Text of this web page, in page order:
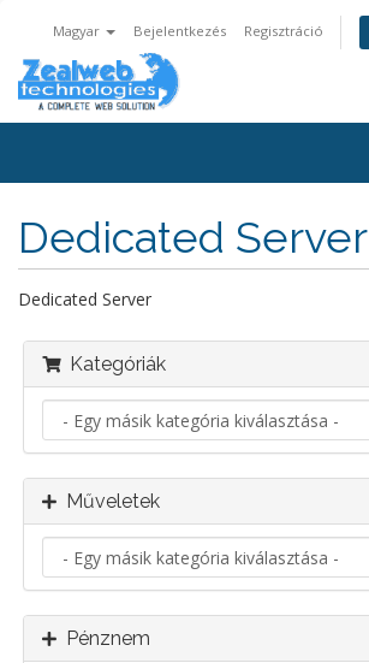
Magyar Bejelentkezés Regisztráció
Dedicated Server
Dedicated Server
Kategóriák
Műveletek
Pénznem